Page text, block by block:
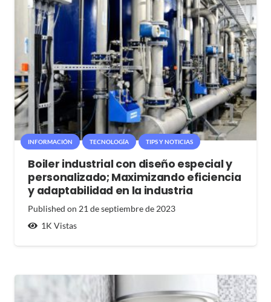
INFORMACIÓN TECNOLOGÍA TIPS Y NOTICIAS
Boiler industrial con diseño especial y
personalizado; Maximizando eficiencia
y adaptabilidad en la industria
Published on 21 de septiembre de 2023
1K Vistas